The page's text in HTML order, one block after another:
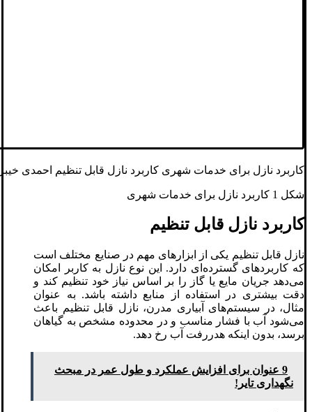
کاربرد نازل برای خدمات شهری کاربرد نازل قابل تنظیم احمدی
شکل 1 کاربرد نازل برای خدمات شهری
کاربرد نازل قابل تنظیم
نازل قابل تنظیم یکی از ابزارهای مهم در صنایع مختلف است
که کاربردهای گسترده‌ای دارد. این نوع نازل به کاربر امکان
می‌دهد جریان مایع یا گاز را بر اساس نیاز خود تنظیم کند و
دقت بیشتری در استفاده از منابع داشته باشد. به عنوان
مثال، در سیستم‌های آبیاری مدرن، نازل قابل تنظیم باعث
می‌شود آب با فشار مناسب و در محدوده مشخص به گیاهان
برسد، بدون اینکه هدررفت آب رخ دهد.
9 عنوان برای افزایش عملکرد و طول عمر در مبحث
نگهداری تایر!